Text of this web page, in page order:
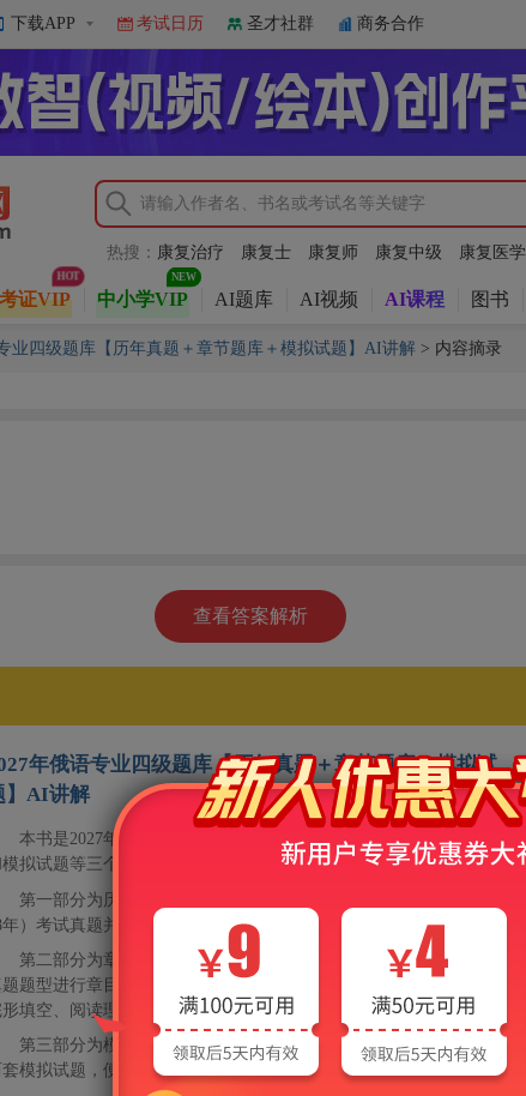
下载APP 考试日历 圣才社群 商务合作
热搜： 康复治疗 康复士 康复师 康复中级 康复医学
证VIP 中小学VIP AI题库 AI视频 AI课程 图书
业四级题库【历年真题＋章节题库＋模拟试题】AI讲解 > 内容摘录
查看答案解析
年俄语专业四级题库【历年真题＋章节题库＋模拟试
】AI讲解
本书是2027年俄语专业四级考试的题库，包括历年真题、章节题库
拟试题等三个部分：
第一部分为历年真题。根据最新考试大纲，收录近六年（2013～20
年）考试真题并进行了详细解析。
第二部分为章节题库。遵循最新俄语专业四级考试大纲，按照最新
题型进行章目的编排，共分为语法和词汇、言语礼节和国情知识、
形填空、阅读理解和写作等五章。
第三部分为模拟试题。根据常考知识点，参考相关真题，精心设计
套模拟试题，便于考生检测复习效果。